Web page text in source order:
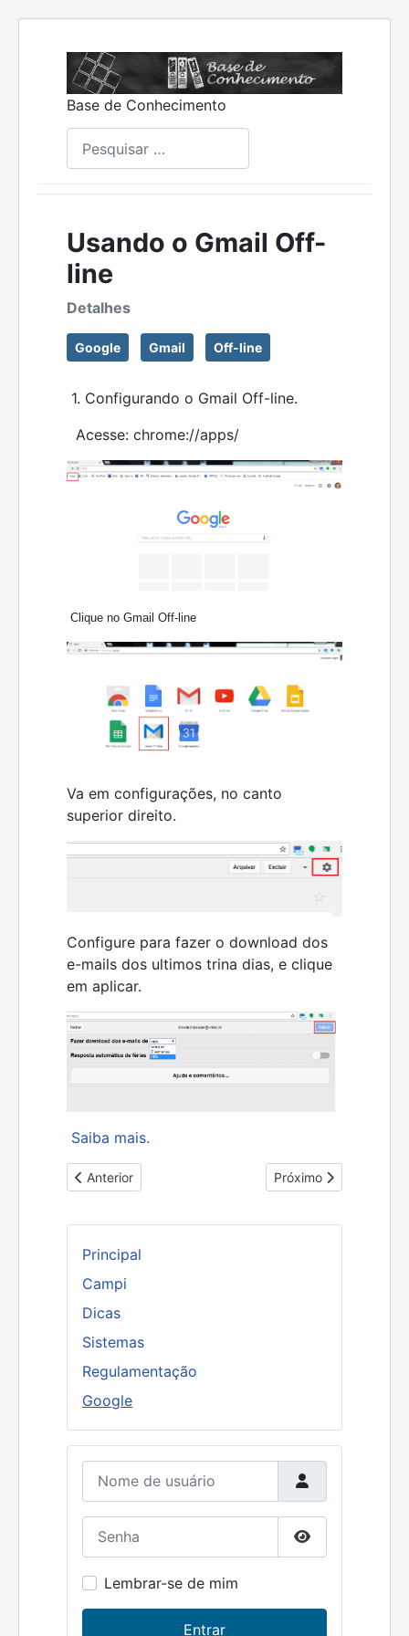
Base de Conhecimento
Principal
Campi
Dicas
Sistemas
Regulamentação
Google
Nome de usuário
Mostrar senha
Lembrar-se de mim
Entrar
Usando o Gmail Off-
line
Detalhes
Google Gmail Off-line
1. Configurando o Gmail Off-line.
Acesse: chrome://apps/
Clique no Gmail Off-line
Va em configurações, no canto
superior direito.
Configure para fazer o download dos
e-mails dos ultimos trina dias, e clique
em aplicar.
Saiba mais.
Artigo anterior: Trabalhando com arquivos e Planilha
Anterior Próximo artigo: Ativar
Próximo